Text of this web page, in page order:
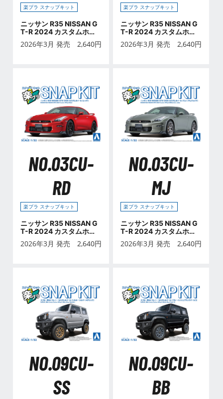
楽プラ スナップキット
ニッサン R35 NISSAN G
T-R 2024 カスタムホイ
ール (ブリリアントホワ
イトパール)
2026年3月 発売 2,640円
楽プラ スナップキット
ニッサン R35 NISSAN G
T-R 2024 カスタムホイ
ール (メタリックパープ
ル)
2026年3月 発売 2,640円
NO.03CU-
RD
楽プラ スナップキット
ニッサン R35 NISSAN G
T-R 2024 カスタムホイ
ール (レッド)
2026年3月 発売 2,640円
NO.03CU-
MJ
楽プラ スナップキット
ニッサン R35 NISSAN G
T-R 2024 カスタムホイ
ール (ミレニアムジェイ
ド)
2026年3月 発売 2,640円
NO.09CU-
SS
NO.09CU-
BB